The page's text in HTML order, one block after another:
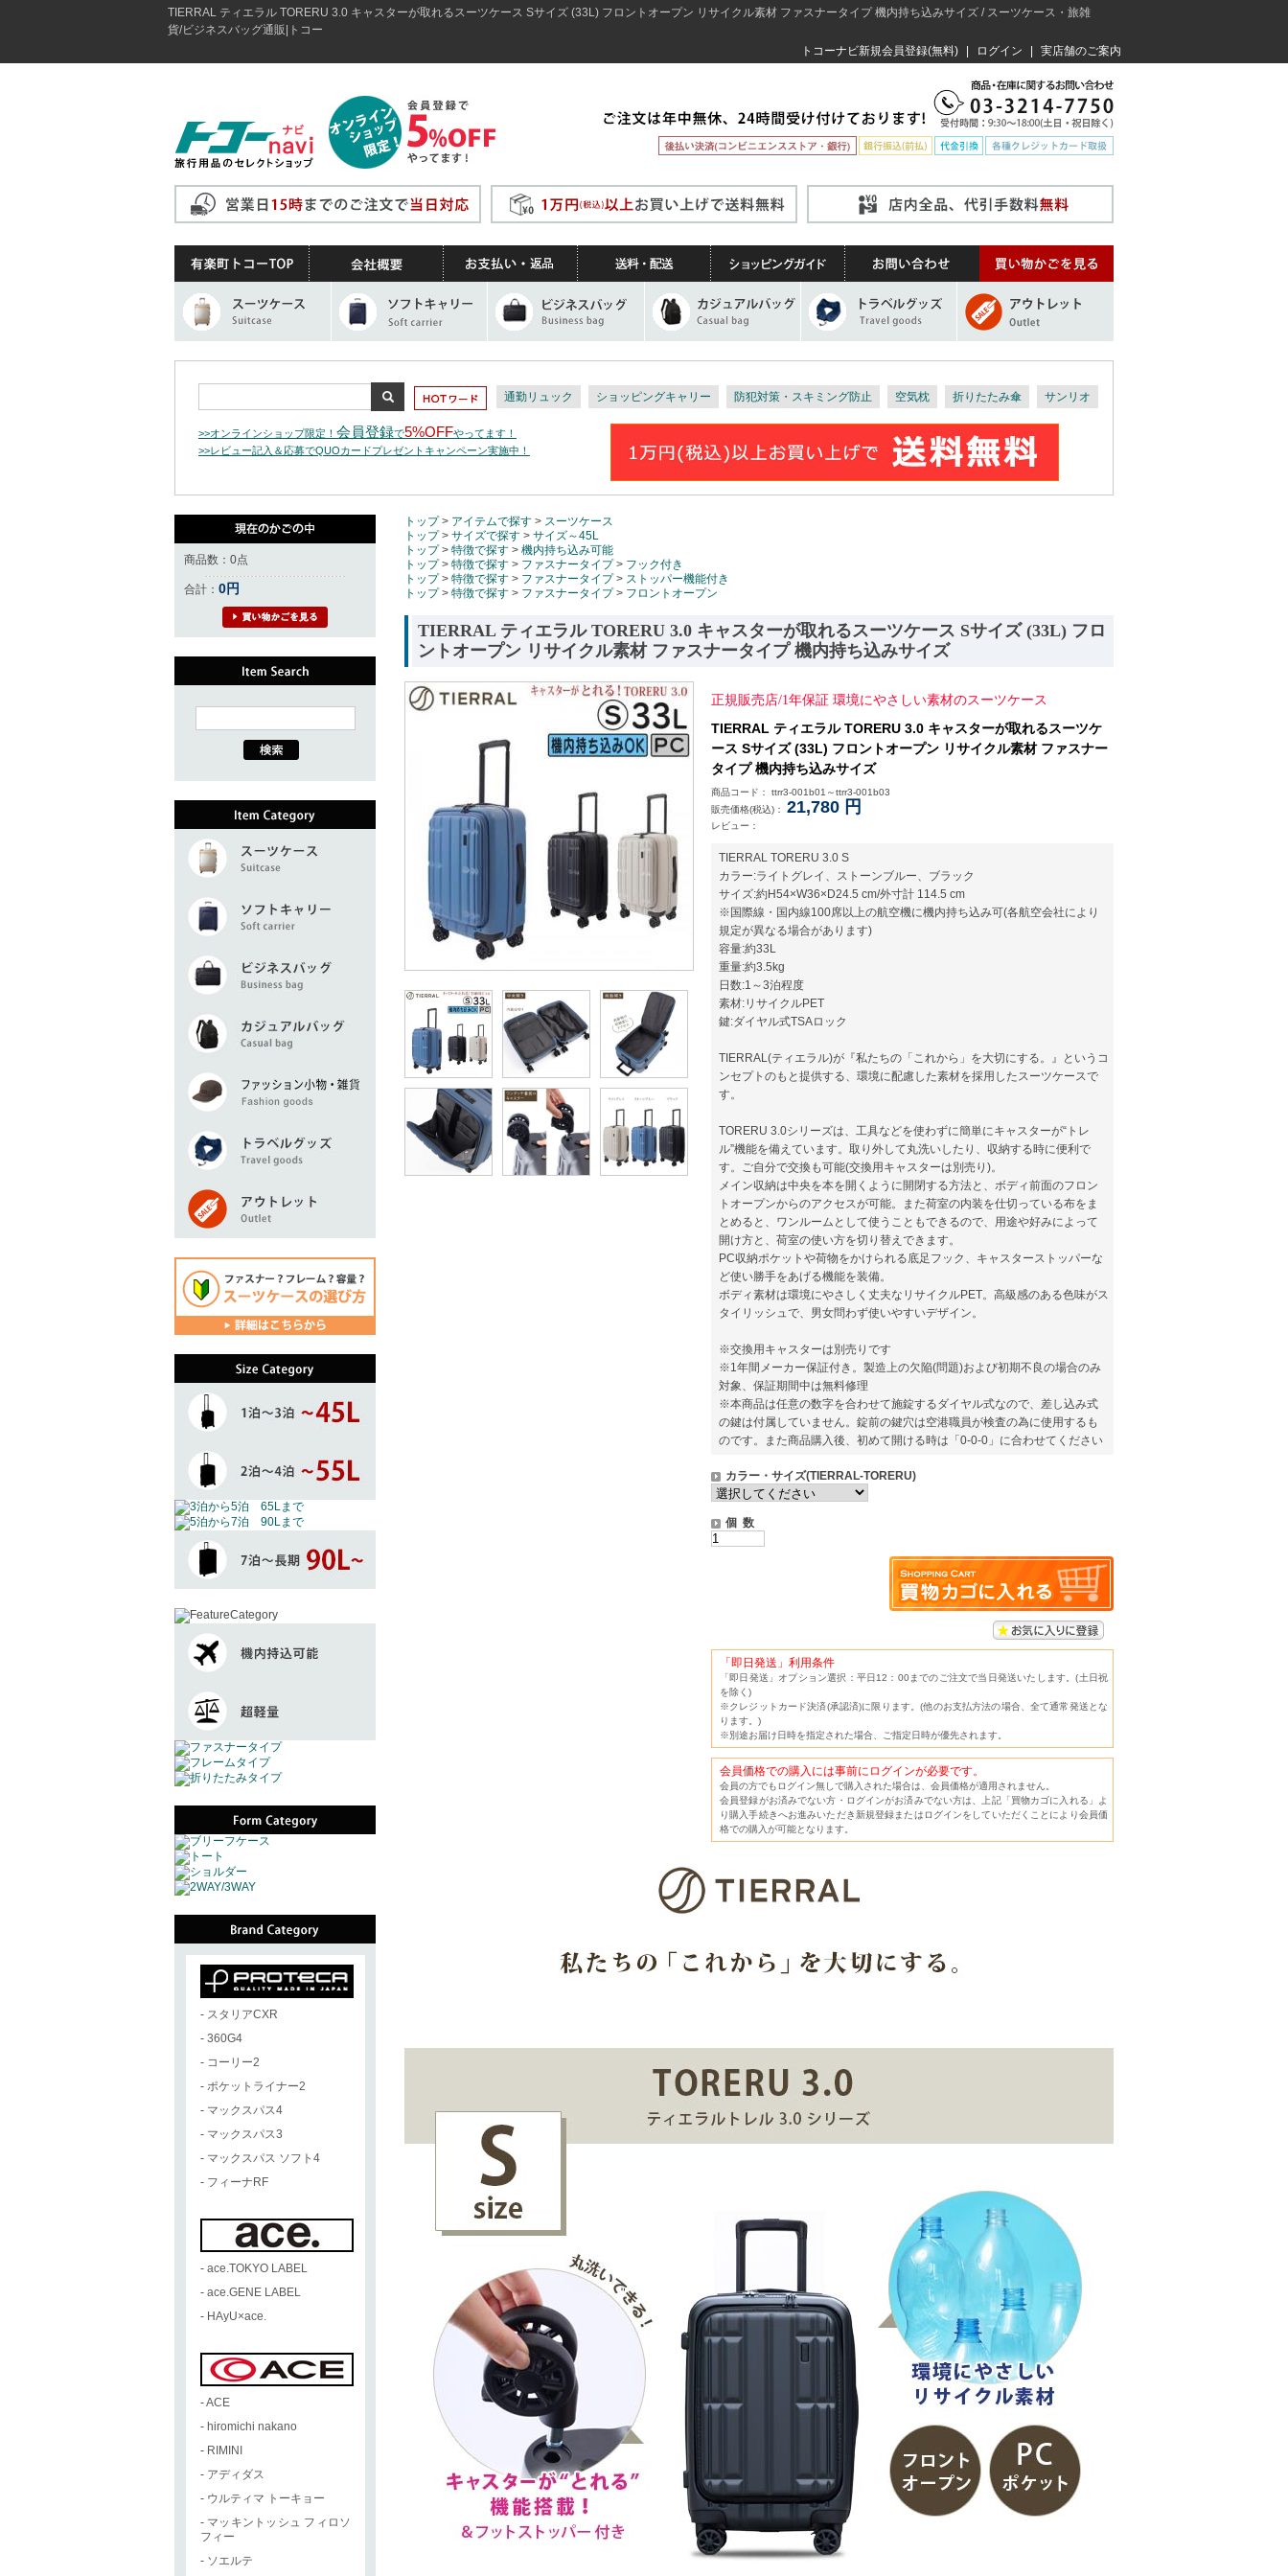
TIERRAL ティエラル TORERU 3.0 キャスターが取れるスーツケース Sサイズ (33L) フロントオープン リサイクル素材 ファスナータイプ 機内持ち込みサイズ / スーツケース・旅雑
貨/ビジネスバッグ通販|トコー
トコーナビ新規会員登録(無料)
ログイン 実店舗のご案内
通勤リュック ショッピングキャリー 防犯対策・スキミング防止 空気枕 折りたたみ傘 サンリオ
>>オンラインショップ限定！ 会員登録で5%OFFやってます！
>>レビュー記入＆応募でQUOカードプレゼントキャンペーン実施中！
商品数：0点
合計： 0円
- スタリアCXR
- 360G4
- コーリー2
- ポケットライナー2
- マックスパス4
- マックスパス3
- マックスパス ソフト4
- フィーナRF
- ace.TOKYO LABEL
- ace.GENE LABEL
- HAyU×ace.
-ACE
- hiromichi nakano
- RIMINI
- アディダス
- ウルティマ トーキョー
- マッキントッシュ フィロソ
フィー
- ソエルテ
トップ> アイテムで探す > スーツケース
トップ> サイズで探す > サイズ～45L
トップ> 特徴で探す > 機内持ち込み可能
トップ> 特徴で探す > ファスナータイプ> フック付き
トップ> 特徴で探す > ファスナータイプ> ストッパー機能付き
トップ> 特徴で探す > ファスナータイプ> フロントオープン
TIERRAL ティエラル TORERU 3.0 キャスターが取れるスーツケース Sサイズ (33L) フロ
ントオープン リサイクル素材 ファスナータイプ 機内持ち込みサイズ
正規販売店/1年保証 環境にやさしい素材のスーツケース
TIERRAL ティエラル TORERU 3.0 キャスターが取れるスーツケ
ース Sサイズ (33L) フロントオープン リサイクル素材 ファスナー
タイプ 機内持ち込みサイズ
商品コード： ttrr3-001b01～ttrr3-001b03
販売価格(税込)：
21,780 円
レビュー：
TIERRAL TORERU 3.0 S
カラー:ライトグレイ、ストーンブルー、ブラック
サイズ:約H54×W36×D24.5 cm/外寸計 114.5 cm
※国際線・国内線100席以上の航空機に機内持ち込み可(各航空会社により
規定が異なる場合があります)
容量:約33L
重量:約3.5kg
日数:1～3泊程度
素材:リサイクルPET
鍵:ダイヤル式TSAロック
TIERRAL(ティエラル)が『私たちの「これから」を大切にする。』というコ
ンセプトのもと提供する、環境に配慮した素材を採用したスーツケースで
す。
TORERU 3.0シリーズは、工具などを使わずに簡単にキャスターが“トレ
ル”機能を備えています。取り外して丸洗いしたり、収納する時に便利で
す。ご自分で交換も可能(交換用キャスターは別売り)。
メイン収納は中央を本を開くように開閉する方法と、ボディ前面のフロン
トオープンからのアクセスが可能。また荷室の内装を仕切っている布をま
とめると、ワンルームとして使うこともできるので、用途や好みによって
開け方と、荷室の使い方を切り替えできます。
PC収納ポケットや荷物をかけられる底足フック、キャスターストッパーな
ど使い勝手をあげる機能を装備。
ボディ素材は環境にやさしく丈夫なリサイクルPET。高級感のある色味がス
タイリッシュで、男女問わず使いやすいデザイン。
※交換用キャスターは別売りです
※1年間メーカー保証付き。製造上の欠陥(問題)および初期不良の場合のみ
対象、保証期間中は無料修理
※本商品は任意の数字を合わせて施錠するダイヤル式なので、差し込み式
の鍵は付属していません。錠前の鍵穴は空港職員が検査の為に使用するも
のです。また商品購入後、初めて開ける時は「0-0-0」に合わせてください
カラー・サイズ(TIERRAL-TORERU)
個 数
「即日発送」利用条件
「即日発送」オプション選択：平日12：00までのご注文で当日発送いたします。(土日祝
を除く)
※クレジットカード決済(承認済)に限ります。(他のお支払方法の場合、全て通常発送とな
ります。)
※別途お届け日時を指定された場合、ご指定日時が優先されます。
会員価格での購入には事前にログインが必要です。
会員の方でもログイン無しで購入された場合は、会員価格が適用されません。
会員登録がお済みでない方・ログインがお済みでない方は、上記「買物カゴに入れる」よ
り購入手続きへお進みいただき新規登録またはログインをしていただくことにより会員価
格での購入が可能となります。